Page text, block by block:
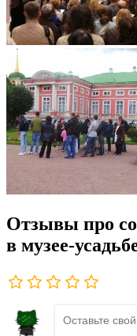
Отзывы про
в музее-